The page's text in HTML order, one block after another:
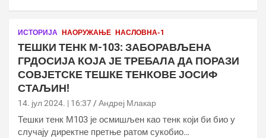
ИСТОРИЈА НАОРУЖАЊЕ НАСЛОВНА-1
ТЕШКИ ТЕНК М-103: ЗАБОРАВЉЕНА
ГРДОСИЈА КОЈА ЈЕ ТРЕБАЛА ДА ПОРАЗИ
СОВЈЕТСКЕ ТЕШКЕ ТЕНКОВЕ ЈОСИФ
СТАЉИН!
14. јул 2024. | 16:37 Андреј Млакар
Тешки тенк М103 је осмишљен као тенк који би био у
случају директне претње ратом сукобио…